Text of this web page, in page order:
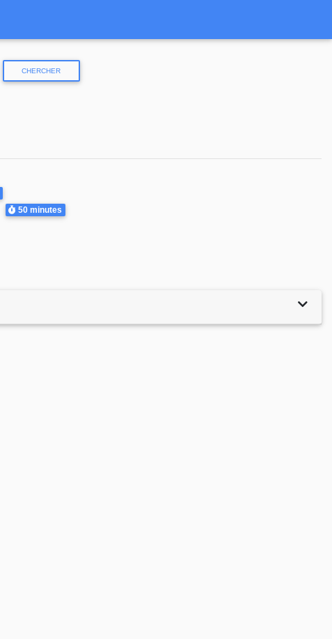
CHERCHER
Durée
50 minutes